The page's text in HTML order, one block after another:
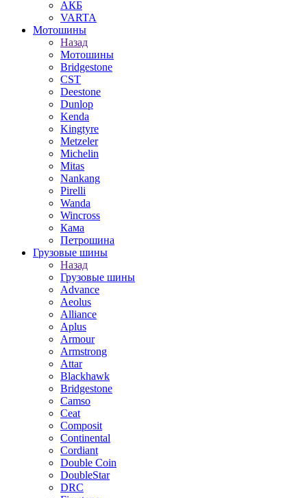
АКБ
VARTA
Мотошины
Назад
Мотошины
Bridgestone
CST
Deestone
Dunlop
Kenda
Kingtyre
Metzeler
Michelin
Mitas
Nankang
Pirelli
Wanda
Wincross
Кама
Петрошина
Грузовые шины
Назад
Грузовые шины
Advance
Aeolus
Alliance
Aplus
Armour
Armstrong
Attar
Blackhawk
Bridgestone
Camso
Ceat
Composit
Continental
Cordiant
Double Coin
DoubleStar
DRC